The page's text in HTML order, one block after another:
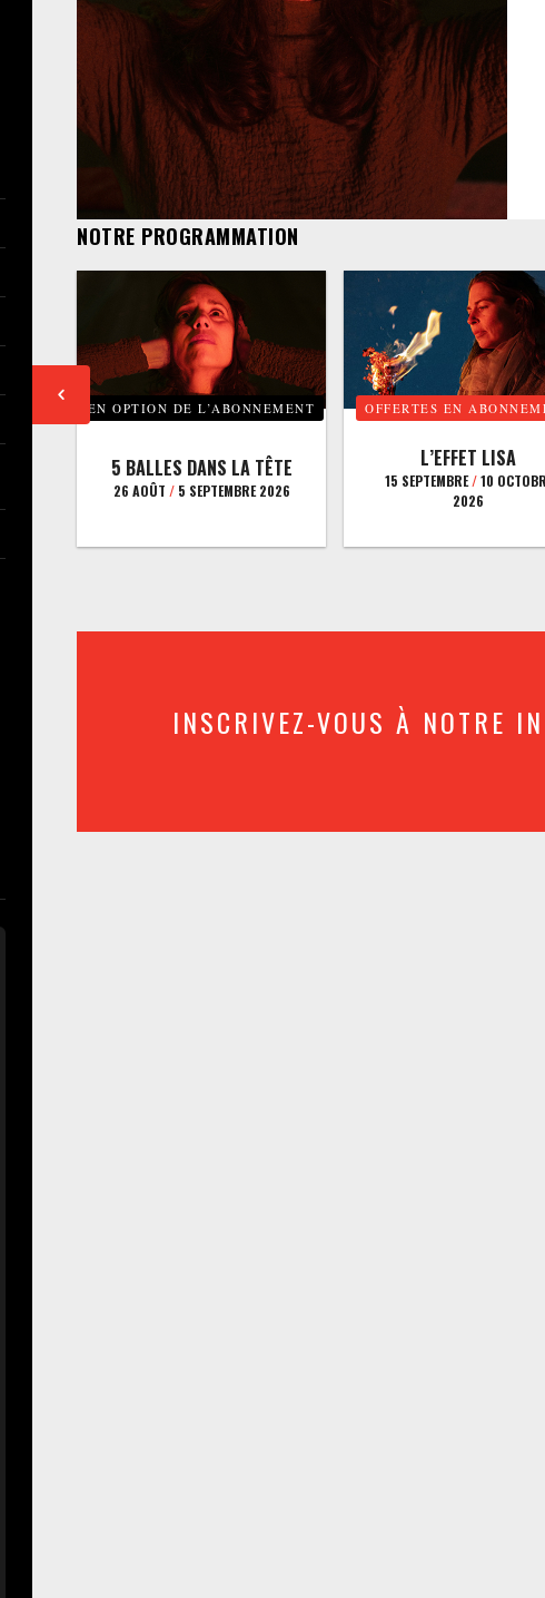
NOTRE PROGRAMMATION
EN OPTION DE L’ABONNEMENT
5 BALLES DANS LA TÊTE
26 AOÛT /5 SEPTEMBRE 2026
OFFERTES EN
L’EFFET LISA
15 SEPTEMBRE/10
2026
INSCRIVEZ-VOUS À NOTRE